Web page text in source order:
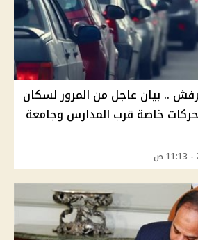
.. بيان عاجل من المرور لسكان
خاصة قرب المدارس وجامعة